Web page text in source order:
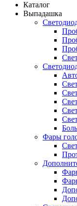
Каталог
Выпадашка
Фары